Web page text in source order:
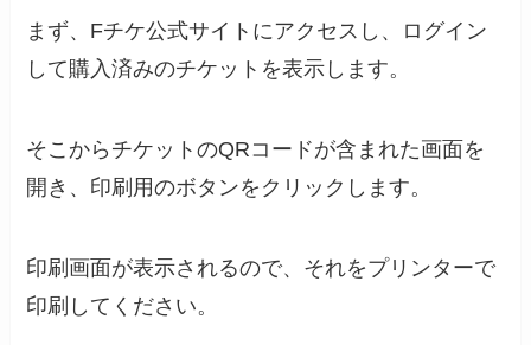
まず、Fチケ公式サイトにアクセスし、ログイン
して購入済みのチケットを表示します。
そこからチケットのQRコードが含まれた画面を
開き、印刷用のボタンをクリックします。
印刷画面が表示されるので、それをプリンターで
印刷してください。